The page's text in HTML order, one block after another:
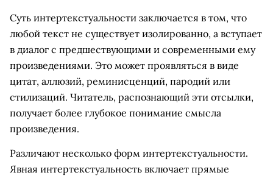
Суть интертекстуальности заключается в том, что
любой текст не существует изолированно, а вступает
в диалог с предшествующими и современными ему
произведениями. Это может проявляться в виде
цитат, аллюзий, реминисценций, пародий или
стилизаций. Читатель, распознающий эти отсылки,
получает более глубокое понимание смысла
произведения.
Различают несколько форм интертекстуальности.
Явная интертекстуальность включает прямые